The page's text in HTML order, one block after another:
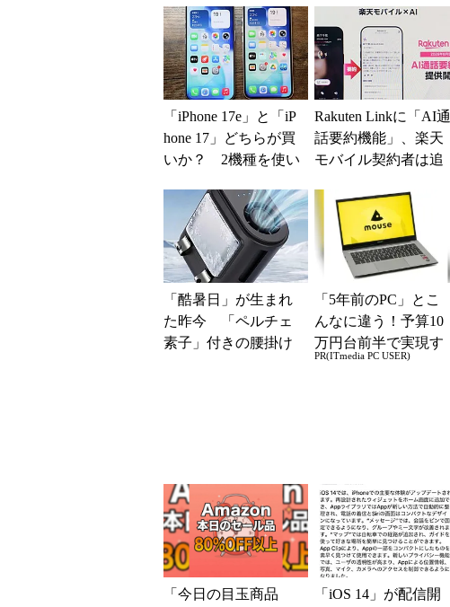
解説
「iPhone 17e」と「iP
hone 17」どちらが買
いか？ 2機種を使い
Rakuten Linkに「AI通
話要約機能」、楽天
モバイル契約者は追
「酷暑日」が生まれ
た昨今 「ペルチェ
素子」付きの腰掛け
「5年前のPC」とこ
んなに違う！予算10
万円台前半で実現す
る快適PCライフ
PR(ITmedia PC USER)
「今日の目玉商品
「iOS 14」が配信開